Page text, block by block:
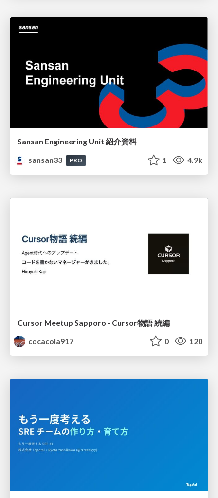
Sansan Engineering Unit 紹介資料
sansan33
PRO 1 4.9k
Cursor Meetup Sapporo - Cursor物語 続編
cocacola917
0 120